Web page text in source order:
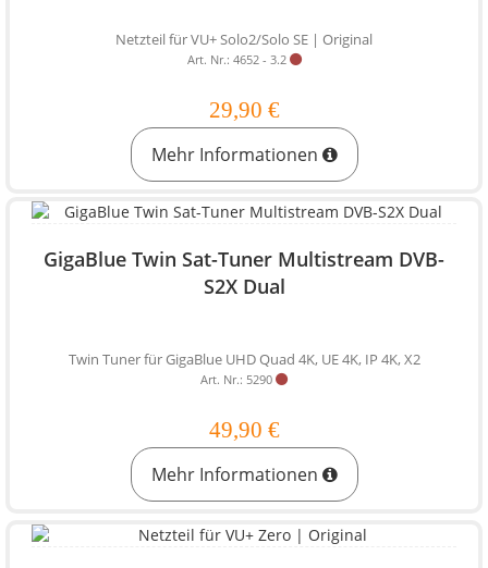
Netzteil für VU+ Solo2/Solo SE | Original
Art. Nr.: 4652 - 3.2
29,90 €
Mehr Informationen
GigaBlue Twin Sat-Tuner Multistream DVB-
S2X Dual
Twin Tuner für GigaBlue UHD Quad 4K, UE 4K, IP 4K, X2
Art. Nr.: 5290
49,90 €
Mehr Informationen